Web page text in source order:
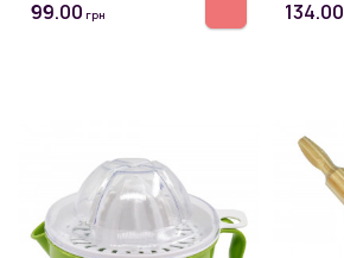
99.00 грн 134.00